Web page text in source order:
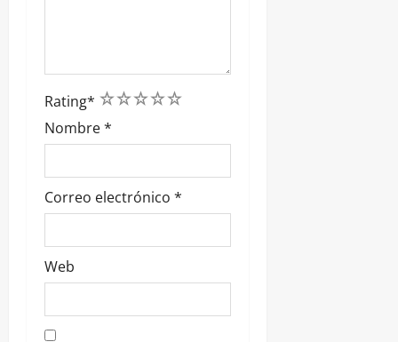
Rating* 5
4
3
2
1
Nombre*
Correo electrónico *
Web